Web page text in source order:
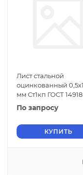
Лист стальной
оцинкованный
мм Ст1кп ГОСТ
По запросу
КУПИТЬ